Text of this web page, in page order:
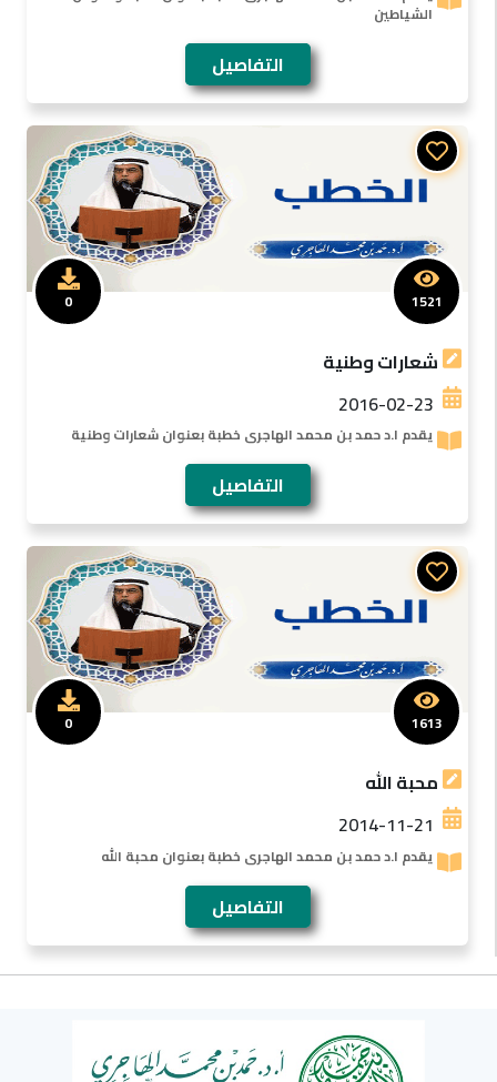
الشياطين
التفاصيل
شعارات وطنية
2016-02-23
يقدم ا.د حمد بن محمد الهاجرى خطبة بعنوان شعارات وطنية
التفاصيل
1521
0
محبة الله
2014-11-21
يقدم ا.د حمد بن محمد الهاجرى خطبة بعنوان محبة الله
التفاصيل
1613
0